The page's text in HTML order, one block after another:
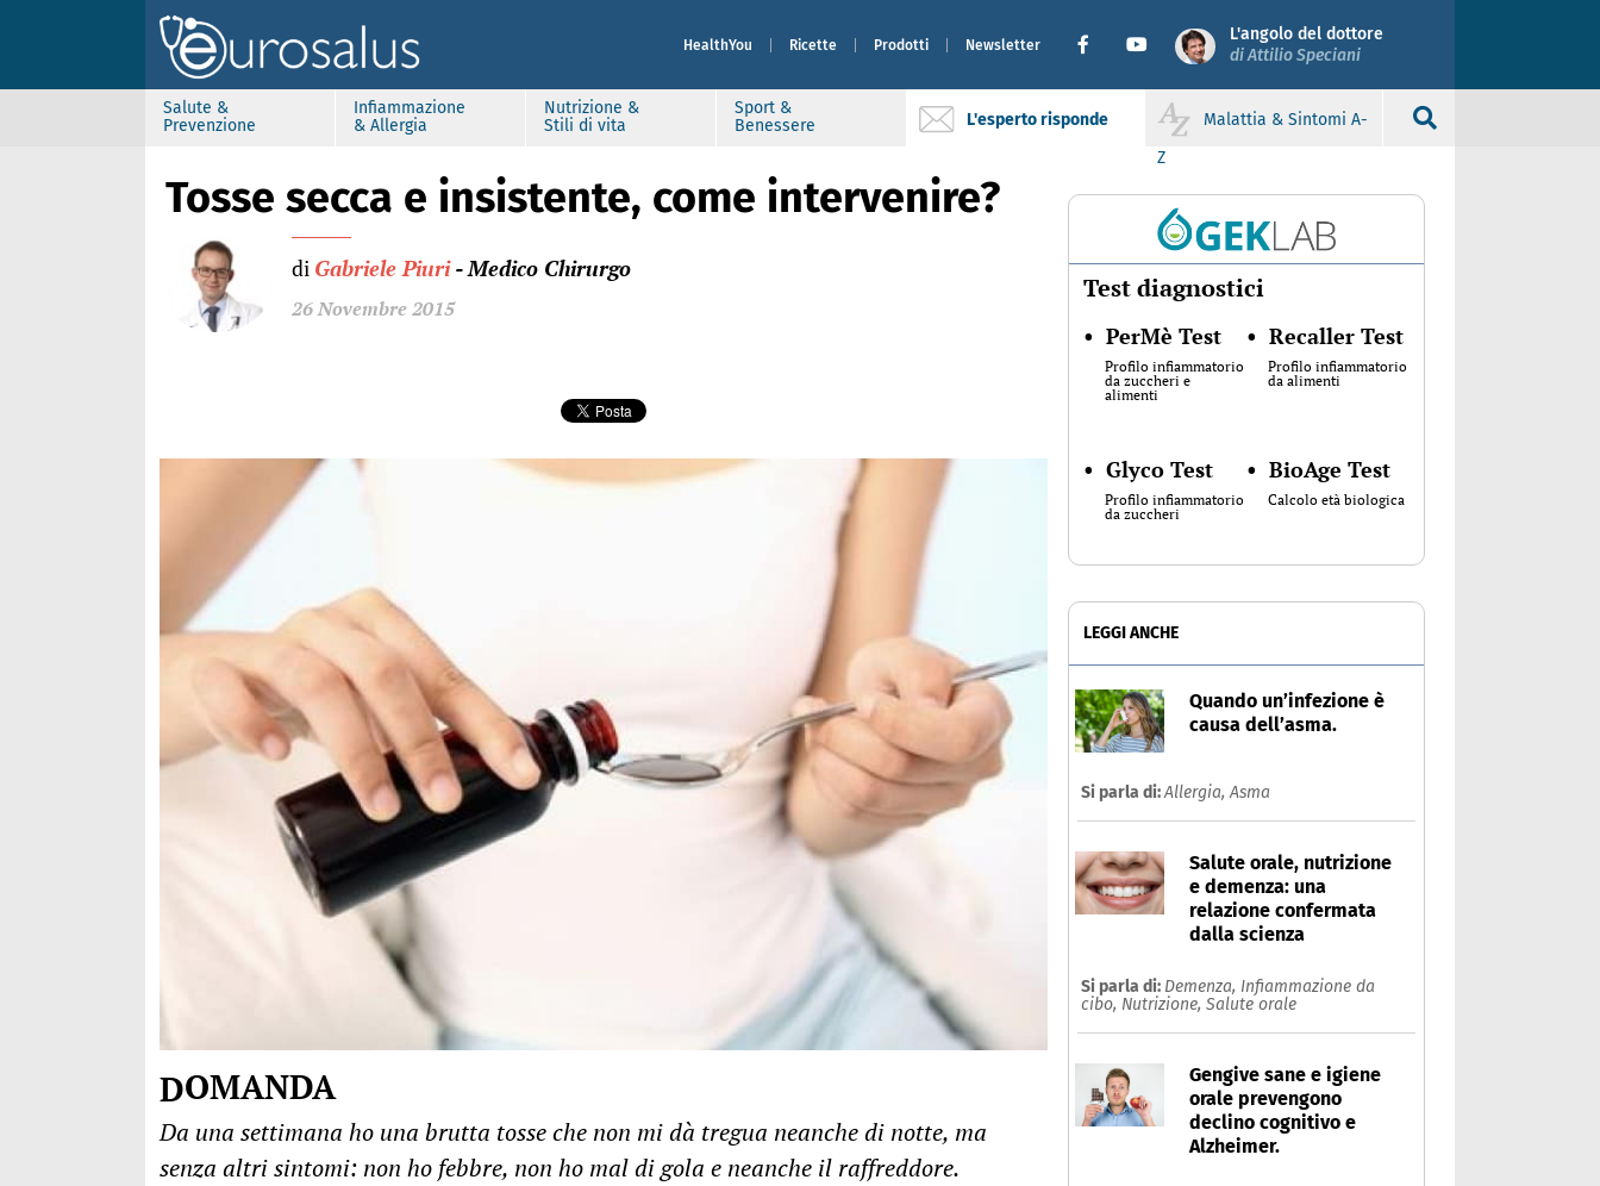
HealthYou Ricette Prodotti Newsletter
L'angolo del dottore
di Attilio Speciani
Salute &
Prevenzione
Infiammazione
& Allergia
Nutrizione &
Stili di vita
Sport &
Benessere
L'esperto risponde
Malattia & Sintomi A-
Z
Tosse secca e insistente, come intervenire?
di Gabriele Piuri - Medico Chirurgo
26 Novembre 2015
DOMANDA
Da una settimana ho una brutta tosse che non mi dà tregua neanche di notte, ma
senza altri sintomi: non ho febbre, non ho mal di gola e neanche il raffreddore.
Test diagnostici
• PerMè Test
Profilo infiammatorio
da zuccheri e
alimenti
• Recaller Test
Profilo infiammatorio
da alimenti
• Glyco Test
Profilo infiammatorio
da zuccheri
• BioAge Test
Calcolo età biologica
LEGGI ANCHE
Quando un’infezione è
causa dell’asma.
Si parla di:Allergia,Asma
Salute orale, nutrizione
e demenza: una
relazione confermata
dalla scienza
Si parla di: Demenza, Infiammazione da
cibo, Nutrizione, Salute orale
Gengive sane e igiene
orale prevengono
declino cognitivo e
Alzheimer.